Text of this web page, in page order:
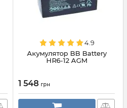
4.9
Акумулятор BB Battery
HR6-12 AGM
1 548 грн